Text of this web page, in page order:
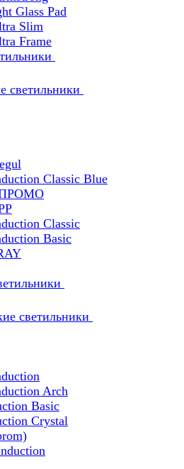
Glass Pad
Slim
Frame
светильники
Classic Blue
ПРОМО
Classic
Basic
светильники
Arch
Basic
Crystal